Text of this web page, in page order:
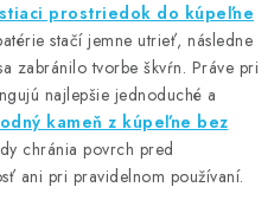
prostriedok do kúpeľne
stačí jemne utrieť, následne
zabránilo tvorbe škvŕn. Práve pri
najlepšie jednoduché a
kameň z kúpeľne bez
chránia povrch pred
ani pri pravidelnom používaní.